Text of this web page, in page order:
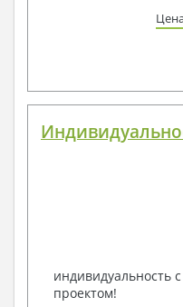
индивидуальность
проектом!